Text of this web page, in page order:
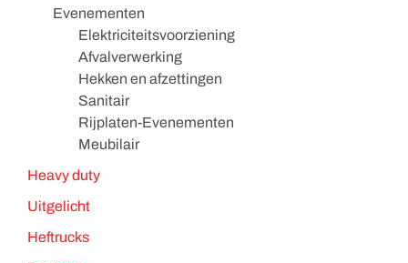
Evenementen
Elektriciteitsvoorziening
Afvalverwerking
Hekken en afzettingen
Sanitair
Rijplaten-Evenementen
Meubilair
Heavy duty
Uitgelicht
Heftrucks